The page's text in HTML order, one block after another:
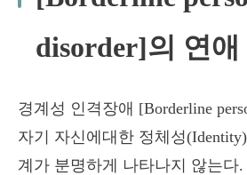
disorder]의 연애
경계성 인격장애 [Borderline
자기 자신에대한 정체성
계가 분명하게 나타나지 않는다